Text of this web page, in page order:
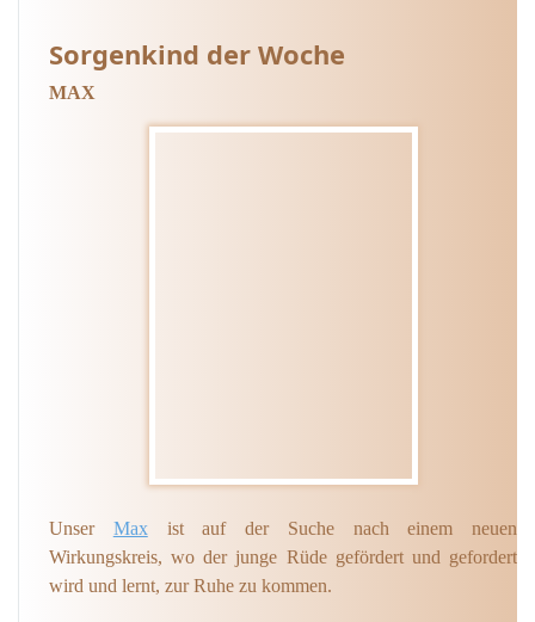
Sorgenkind der Woche
MAX
Unser Maxist auf der Suche nach einem neuen
Wirkungskreis, wo der junge Rüde gefördert und gefordert
wird und lernt, zur Ruhe zu kommen.